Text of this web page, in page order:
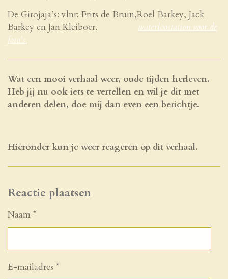
De Girojaja’s: vlnr: Frits de Bruin,Roel Barkey, Jack
Barkey en Jan Kleiboer.
waterloostation voor de
foto's.
Wat een mooi verhaal weer, oude tijden herleven.
Heb jij nu ook iets te vertellen en wil je dit met
anderen delen, doe mij dan even een berichtje.
Hieronder kun je weer reageren op dit verhaal.
Reactie plaatsen
Naam *
E-mailadres *